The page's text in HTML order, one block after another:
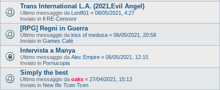
Trans International L.A. (2021,Evil Angel)
Ultimo messaggio da Len801 « 08/05/2021, 4:27
Inviato in Il RE-Censore
[RPG] Regni in Guerra
Ultimo messaggio da kiss of medusa « 06/05/2021, 20:58
Inviato in Games Cafè
Intervista a Manya
Ultimo messaggio da Alec Empire « 06/05/2021, 12:15
Inviato in Pornucopia
Simply the best
Ultimo messaggio da oaks « 27/04/2021, 15:13
Inviato in New Ifix Tcen Tcen